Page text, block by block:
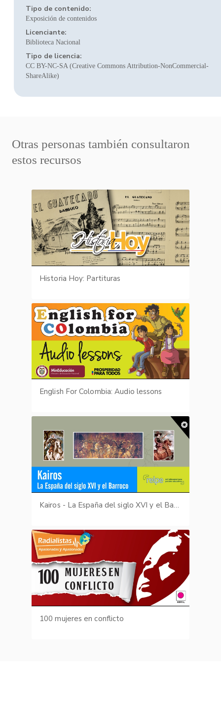
Tipo de contenido:
Exposición de contenidos
Licenciante:
Biblioteca Nacional
Tipo de licencia:
CC BY-NC-SA (Creative Commons Attribution-NonCommercial-
ShareAlike)
Otras personas también consultaron
estos recursos
Historia Hoy: Partituras
English For Colombia: Audio lessons
Kairos - La España del siglo XVI y el Barroco
100 mujeres en conflicto